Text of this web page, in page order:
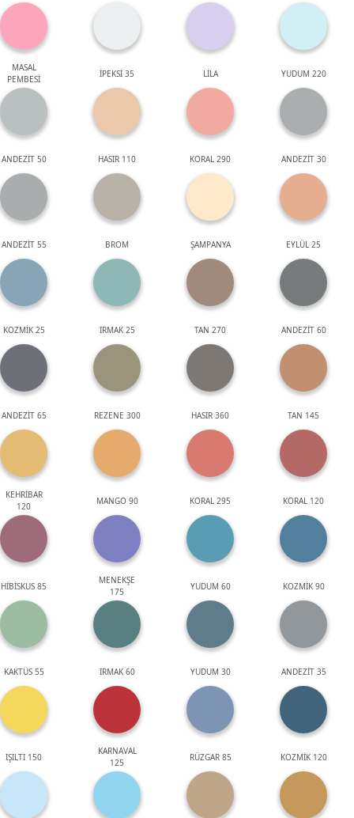
MASAL
PEMBESİ
İPEKSİ 35 LİLA YUDUM 220
ANDEZİT 50 HASIR 110 KORAL 290 ANDEZİT 30
ANDEZİT 55 BROM ŞAMPANYA EYLÜL 25
KOZMİK 25 IRMAK 25 TAN 270 ANDEZİT 60
ANDEZİT 65 REZENE 300 HASIR 360 TAN 145
KEHRİBAR
120
MANGO 90 KORAL 295 KORAL 120
HİBİSKUS 85
MENEKŞE
175
YUDUM 60 KOZMİK 90
KAKTÜS 55 IRMAK 60 YUDUM 30 ANDEZİT 35
IŞILTI 150
KARNAVAL
125
RÜZGAR 85 KOZMİK 120